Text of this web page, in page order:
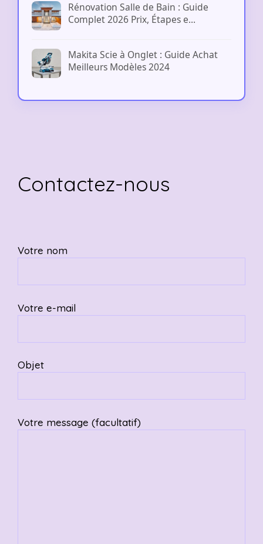
Rénovation Salle de Bain : Guide
Complet 2026 Prix, Étapes e...
Makita Scie à Onglet : Guide Achat
Meilleurs Modèles 2024
Contactez-nous
Votre nom
Votre e-mail
Objet
Votre message (facultatif)